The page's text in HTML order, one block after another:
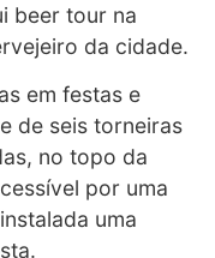
beer tour na
da cidade.
em festas e
de seis torneiras
no topo da
por uma
uma